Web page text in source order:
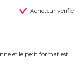
Acheteur vérifié
et le petit format est